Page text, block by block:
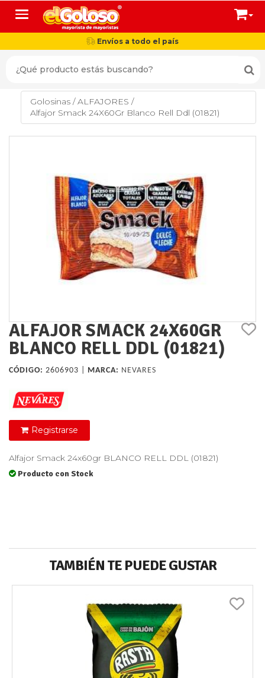
Toggle navigation
Envíos a todo el país
Golosinas /ALFAJORES /
Alfajor Smack 24X60Gr Blanco Rell Ddl (01821)
ALFAJOR SMACK 24X60GR
BLANCO RELL DDL (01821)
CÓDIGO: 2606903 | MARCA: NEVARES
Registrarse
Alfajor Smack 24x60gr BLANCO RELL DDL (01821)
Producto con Stock
TAMBIÉN TE PUEDE GUSTAR